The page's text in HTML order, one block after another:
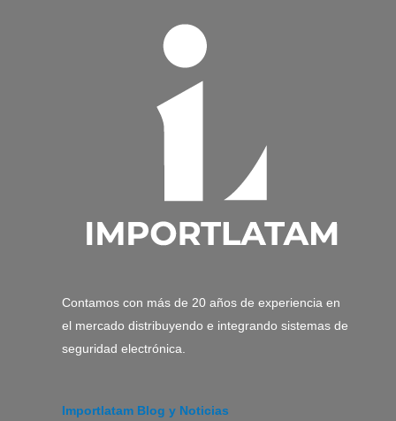
Contamos con más de 20 años de experiencia en
el mercado distribuyendo e integrando sistemas de
seguridad electrónica.
Importlatam Blog y Noticias